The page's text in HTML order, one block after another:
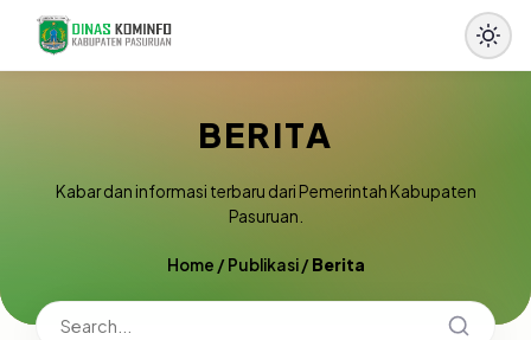
BERITA
Kabar dan informasi terbaru dari Pemerintah Kabupaten
Pasuruan.
Home /Publikasi/Berita